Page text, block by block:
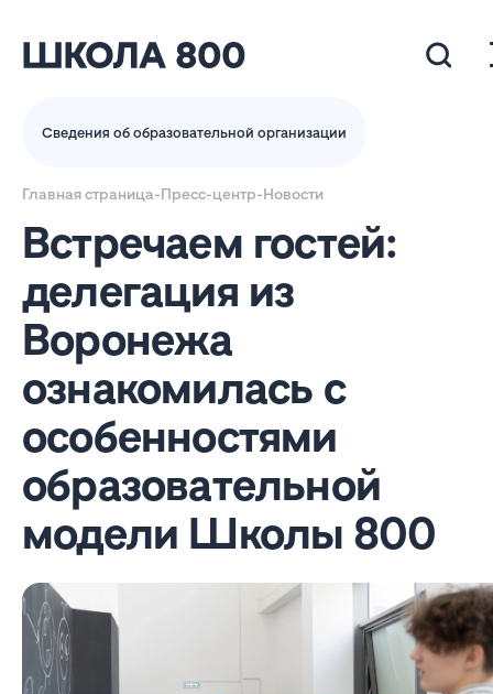
Сведения об образовательной организации
Главная страница-Пресс-центр-Новости
Встречаем гостей:
делегация из
Воронежа
ознакомилась с
особенностями
образовательной
модели Школы 800